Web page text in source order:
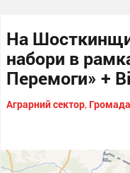
На
набори в
Перемоги» +
Аграрний сектор, Громада